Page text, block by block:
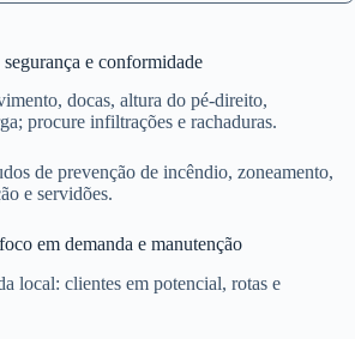
e conformidade
docas, altura do pé-direito,
procure infiltrações e rachaduras.
de prevenção de incêndio, zoneamento,
e servidões.
em demanda e manutenção
local: clientes em potencial, rotas e